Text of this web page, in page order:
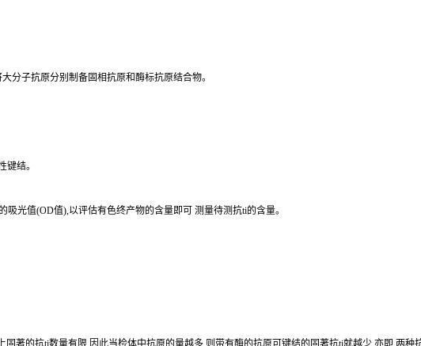
大分子抗原分别制备固相抗原和酶标抗原结合物。
键结。
吸光值(OD值),以评估有色终产物的含量即可 测量待测抗ti的含量。
固著的抗ti数量有限,因此当检体中抗原的量越多,则带有酶的抗原可键结的固著抗ti就越少,亦即,两种